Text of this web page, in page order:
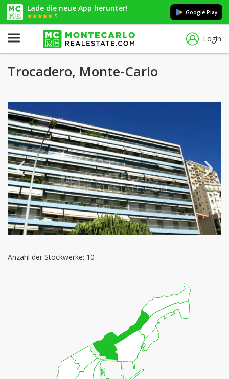
Lade die neue App herunter!
5
Google Play
Login
Trocadero, Monte-Carlo
Anzahl der Stockwerke: 10